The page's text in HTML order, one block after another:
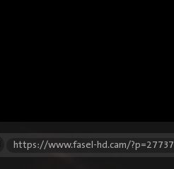
https://www.fasel-hd.cam/?p=27737